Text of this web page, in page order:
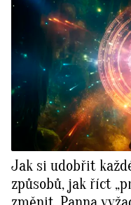
Jak si udobřit
způsobů, jak říct